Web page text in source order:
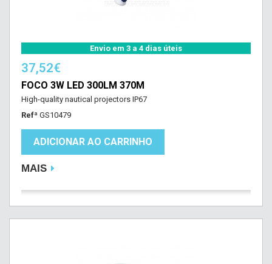
Envio em 3 a 4 dias úteis
37,52€
FOCO 3W LED 300LM 370M
High-quality nautical projectors IP67
Refª GS10479
ADICIONAR AO CARRINHO
MAIS